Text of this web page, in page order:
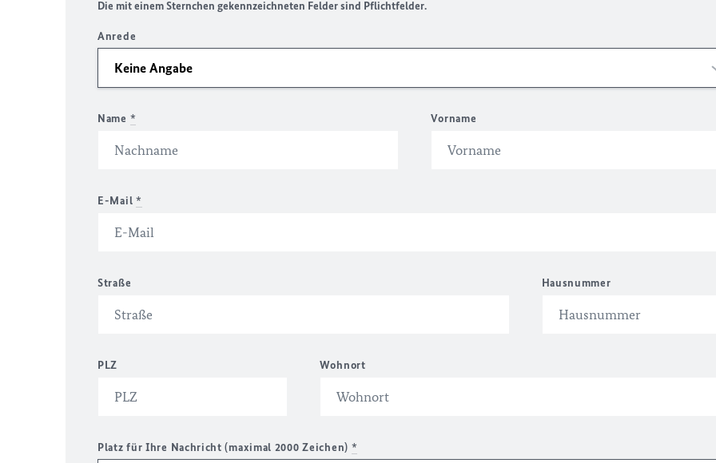
Die mit einem Sternchen gekennzeichneten Felder sind Pflichtfelder.
Anrede
Name * Vorname
E-Mail *
Straße Hausnummer
PLZ Wohnort
Platz für Ihre Nachricht (maximal 2000 Zeichen) *